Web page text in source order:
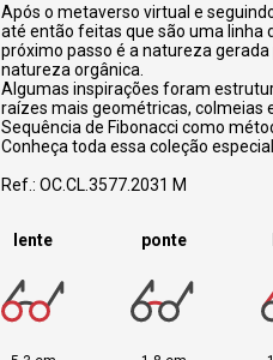
Após o metaverso virtual e
até então feitas que são uma linha
próximo passo é a natureza
natureza orgânica.
Algumas inspirações foram
raízes mais geométricas, colmeias
Sequência de Fibonacci como
Conheça toda essa coleção
Ref.: OC.CL.3577.2031 M
lente ponte